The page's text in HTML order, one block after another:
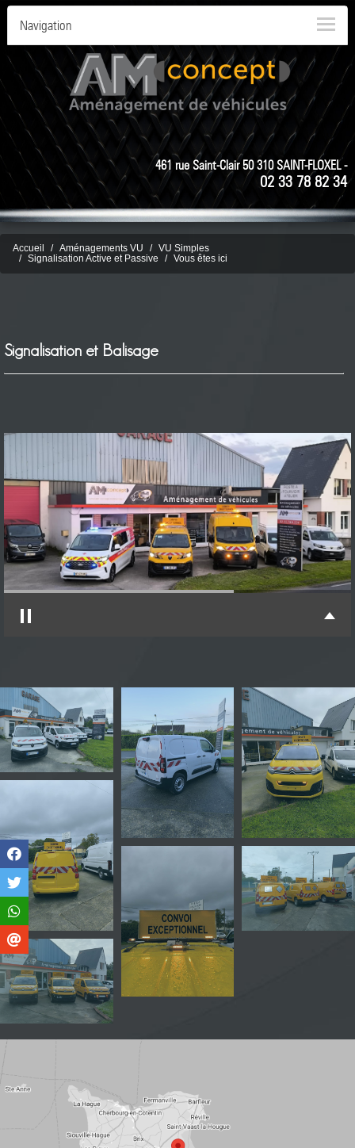
Navigation
461 rue Saint-Clair 50 310 SAINT-FLOXEL -
02 33 78 82 34
Accueil Aménagements VU
VU Simples
Signalisation Active et Passive
Vous êtes ici
Signalisation et Balisage